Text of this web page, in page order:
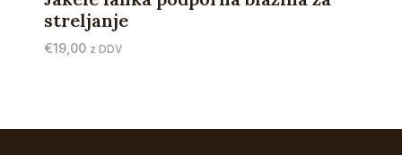
streljanje
€19,00 z DDV